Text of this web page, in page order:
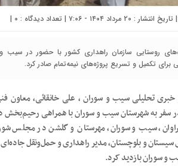
۰ |
روستایی سازمان راهداری کشور با حضور در سیب
برای تکمیل و تسریع پروژه‌های نیمه‌تمام صادر کرد.
خبری تحلیلی سیب و سوران ، علی خانقائی، معاون
سفر به شهرستان سیب و سوران با همراهی رحیم‌بخش
سیب و سوران، مهرستان و گلشن در مجلس
و بلوچستان، مدیر راهداری و حمل‌ونقل
و سوران بازدید کرد.